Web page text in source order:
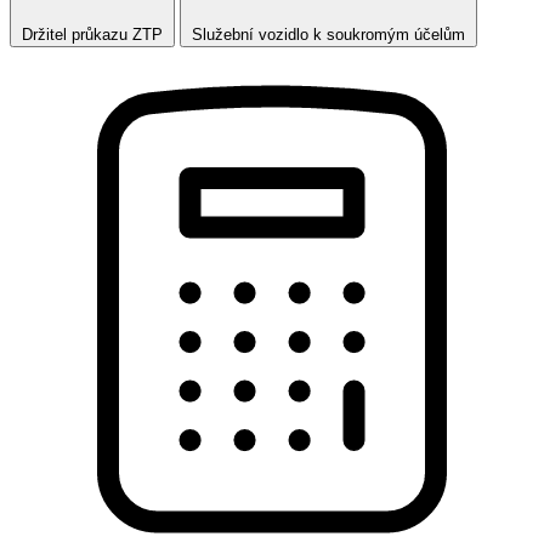
Držitel průkazu ZTP Služební vozidlo k soukromým účelům